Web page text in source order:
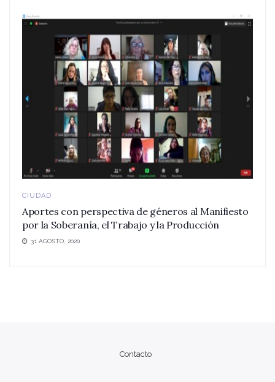
CIUDAD
Aportes con perspectiva de géneros al Manifiesto
por la Soberanía, el Trabajo y la Producción
31 AGOSTO, 2020
Contacto